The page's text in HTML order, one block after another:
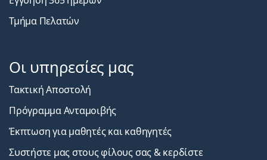
Τμήμα Πελατών
Οι υπηρεσίες μας
Τακτική Αποστολή
Πρόγραμμα Ανταμοιβής
Έκπτωση για μαθητές και καθηγητές
Συστήστε μας στους φίλους σας & κερδίστε